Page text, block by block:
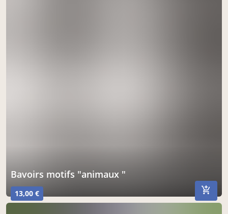
bavoirs motifs "animaux "
13,00 €